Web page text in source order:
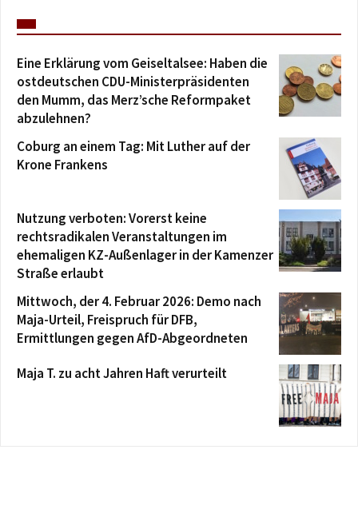
Eine Erklärung vom Geiseltalsee: Haben die
ostdeutschen CDU-Ministerpräsidenten
den Mumm, das Merz’sche Reformpaket
abzulehnen?
Coburg an einem Tag: Mit Luther auf der
Krone Frankens
Nutzung verboten: Vorerst keine
rechtsradikalen Veranstaltungen im
ehemaligen KZ-Außenlager in der Kamenzer
Straße erlaubt
Mittwoch, der 4. Februar 2026: Demo nach
Maja-Urteil, Freispruch für DFB,
Ermittlungen gegen AfD-Abgeordneten
Maja T. zu acht Jahren Haft verurteilt